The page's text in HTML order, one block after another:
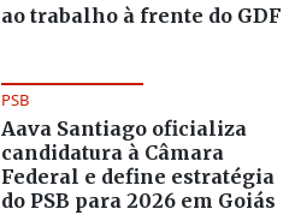
ao trabalho à frente do GDF
PSB
Aava Santiago oficializa
candidatura à Câmara
Federal e define estratégia
do PSB para 2026 em Goiás